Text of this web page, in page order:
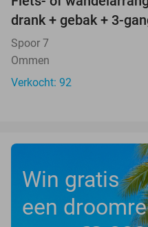
drank + gebak + 3-
Spoor 7
Ommen
Verkocht: 92
Win gratis
een